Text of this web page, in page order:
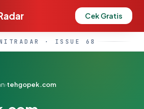
Cek Gratis
· ISSUE 68
›tehgopek.com